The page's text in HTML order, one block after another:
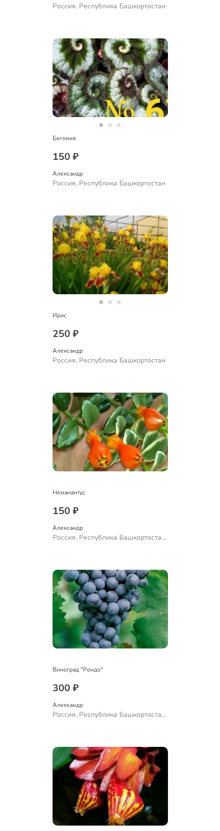
Россия, Республика Башкортостан
Бегония
150 ₽
Александр
Россия, Республика Башкортостан
Ирис
250 ₽
Александр
Россия, Республика Башкортостан
Неманантус
150 ₽
Александр
Россия, Республика Башкортостан,
Виноград "Рондо"
300 ₽
Александр
Россия, Республика Башкортостан,